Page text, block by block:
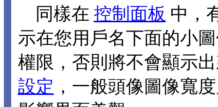
同樣在 控制面板 中，
示在您用戶名下面的小
權限，否則將不會顯示
設定 ，一般頭像圖像寬